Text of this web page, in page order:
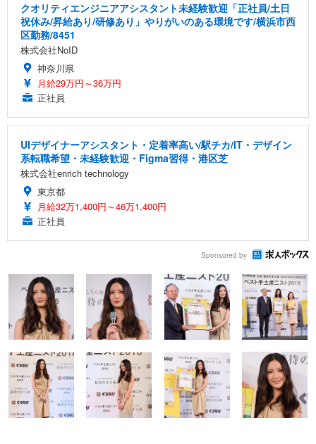
クオリティエンジニアアシスタント未経験歓迎「正社員/土日
祝休み/昇給あり/研修あり」やりがいのある環境です/横浜市西
区勤務/8451
株式会社NoID
神奈川県
月給29万円～36万円
正社員
UIデザイナーアシスタント・定着率高い/駅チカ/IT・デザイン
系転職希望・未経験歓迎・Figma習得・港区芝
株式会社enrich technology
東京都
月給32万1,400円～46万1,400円
正社員
Sponsored by